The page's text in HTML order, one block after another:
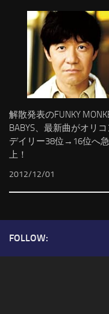
解散発表のFUNKY
BABYS、最新曲がオリコ
デイリー38位→16位へ
上！
2012/12/01
FOLLOW: